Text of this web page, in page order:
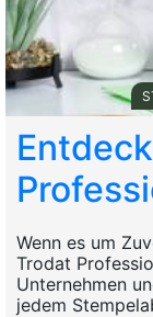
Wenn es um
Trodat
Unternehmen
jedem